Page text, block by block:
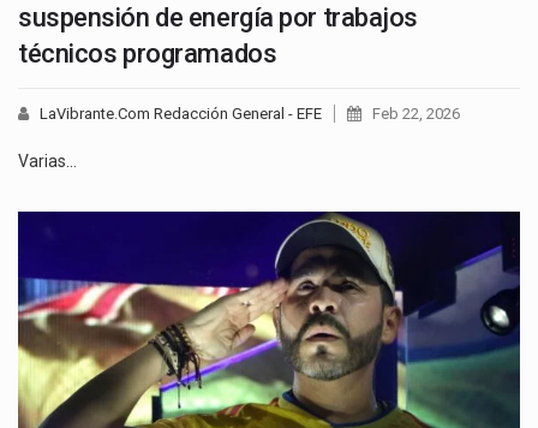
suspensión de energía por trabajos
técnicos programados
LaVibrante.Com Redacción General - EFE Feb 22, 2026
Varias…